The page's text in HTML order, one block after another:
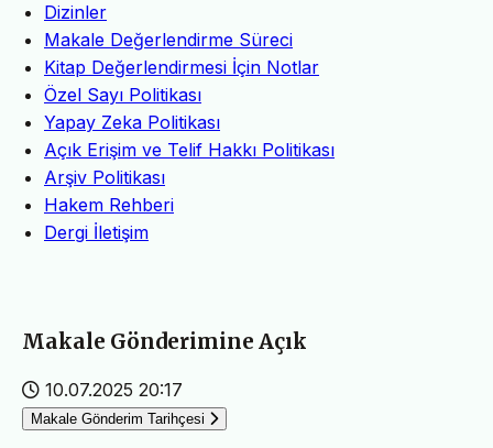
Dizinler
Makale Değerlendirme Süreci
Kitap Değerlendirmesi İçin Notlar
Özel Sayı Politikası
Yapay Zeka Politikası
Açık Erişim ve Telif Hakkı Politikası
Arşiv Politikası
Hakem Rehberi
Dergi İletişim
Makale Gönderimine Açık
10.07.2025 20:17
Makale Gönderim Tarihçesi